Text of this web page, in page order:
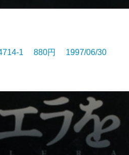
1 880円 1997/06/30